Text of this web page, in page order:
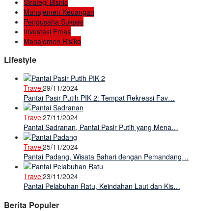
Manajemen Keuangan
Pengusaha Sukses
Investasi Emas
Manajemen Risiko
Lifestyle
Travel29/11/2024
Pantai Pasir Putih PIK 2: Tempat Rekreasi Fav…
Travel27/11/2024
Pantai Sadranan, Pantai Pasir Putih yang Mena…
Travel25/11/2024
Pantai Padang, Wisata Bahari dengan Pemandang…
Travel23/11/2024
Pantai Pelabuhan Ratu, Keindahan Laut dan Kis…
Berita Populer